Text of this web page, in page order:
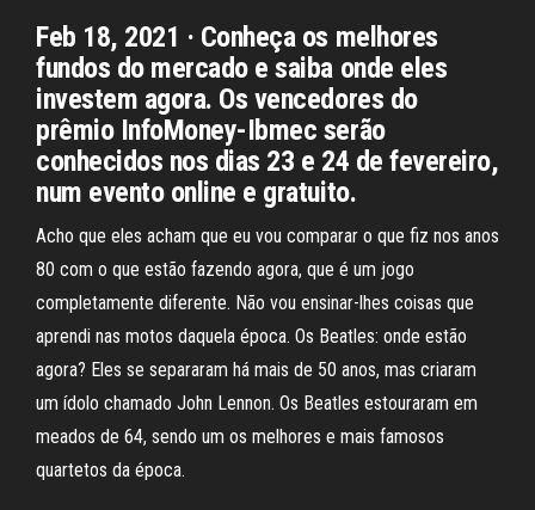
Feb 18, 2021 · Conheça os melhores
fundos do mercado e saiba onde eles
investem agora. Os vencedores do
prêmio InfoMoney-Ibmec serão
conhecidos nos dias 23 e 24 de fevereiro,
num evento online e gratuito.
Acho que eles acham que eu vou comparar o que fiz nos anos
80 com o que estão fazendo agora, que é um jogo
completamente diferente. Não vou ensinar-lhes coisas que
aprendi nas motos daquela época. Os Beatles: onde estão
agora? Eles se separaram há mais de 50 anos, mas criaram
um ídolo chamado John Lennon. Os Beatles estouraram em
meados de 64, sendo um os melhores e mais famosos
quartetos da época.